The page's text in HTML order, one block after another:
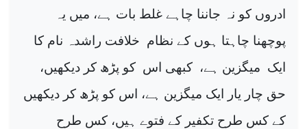
ادروں کو نہ جاننا چاہے غلط بات ہے، میں یہ
پوچھنا چاہتا ہوں کے نظام خلافت راشدہ نام کا
ایک میگزین ہے، کبھی اس کو پڑھ کر دیکھیں،
حق چار یار ایک میگزین ہے، اس کو پڑھ کر دیکھیں
کے کس طرح تکفیر کے فتوے ہیں، کس طرح